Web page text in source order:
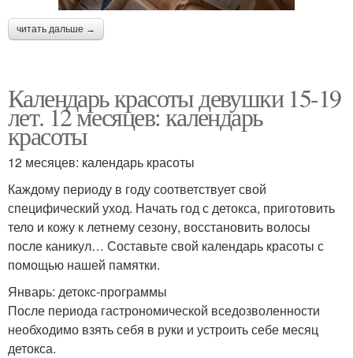
читать дальше →
Календарь красоты девушки 15-19
лет. 12 месяцев: календарь
красоты
12 месяцев: календарь красоты
Каждому периоду в году соответствует свой
специфический уход. Начать год с детокса, приготовить
тело и кожу к летнему сезону, восстановить волосы
после каникул… Составьте свой календарь красоты с
помощью нашей памятки.
Январь: детокс-программы
После периода гастрономической вседозволенности
необходимо взять себя в руки и устроить себе месяц
детокса.